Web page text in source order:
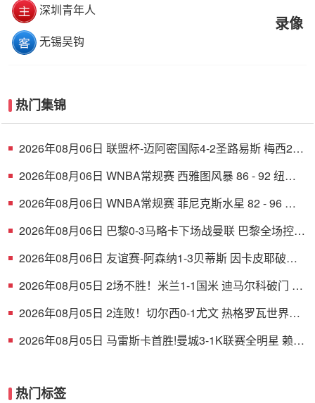
深圳青年人
无锡吴钩
录像
热门集锦
2026年08月06日 联盟杯-迈阿密国际4-2圣路易斯 梅西2射
2026年08月06日 WNBA常规赛 西雅图风暴 86 - 92 纽约
2026年08月06日 WNBA常规赛 菲尼克斯水星 82 - 96 亚
2026年08月06日 巴黎0-3马略卡下场战曼联 巴黎全场控球
2026年08月06日 友谊赛-阿森纳1-3贝蒂斯 因卡皮耶破门
2026年08月05日 2场不胜！米兰1-1国米 迪马尔科破门 恩
2026年08月05日 2连败！切尔西0-1尤文 热格罗瓦世界波
2026年08月05日 马雷斯卡首胜!曼城3-1K联赛全明星 赖因
热门标签